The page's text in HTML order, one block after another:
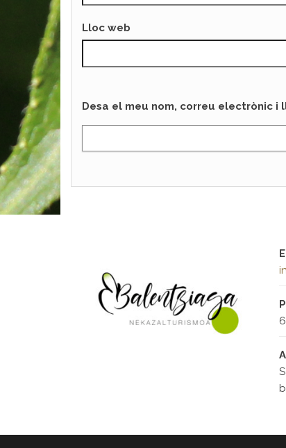
Lloc web
Desa el meu nom, correu electrònic